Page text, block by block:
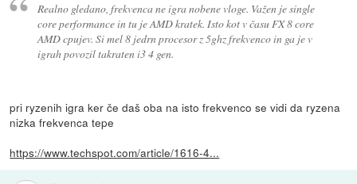
Realno gledano, frekvenca ne igra nobene vloge. Važen je single
core performance in tu je AMD kratek. Isto kot v času FX 8 core
AMD cpujev. Si mel 8 jedrn procesor z 5ghz frekvenco in ga je v
igrah povozil takraten i3 4 gen.
pri ryzenih igra ker če daš oba na isto frekvenco se vidi da ryzena
nizka frekvenca tepe
https://www.techspot.com/article/1616-4...